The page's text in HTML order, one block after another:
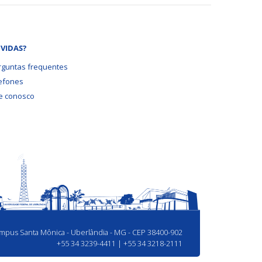
frequentes
conosco
Santa Mônica - Uberlândia - MG - CEP 38400-902
+55 34 3239-4411 | +55 34 3218-2111